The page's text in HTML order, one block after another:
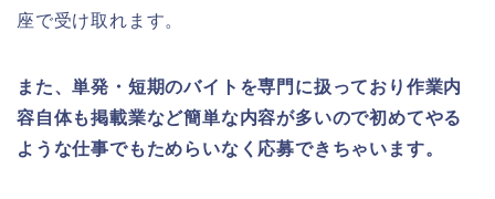
座で受け取れます。
また、単発・短期のバイトを専門に扱っており作業内
容自体も掲載業など簡単な内容が多いので初めてやる
ような仕事でもためらいなく応募できちゃいます。